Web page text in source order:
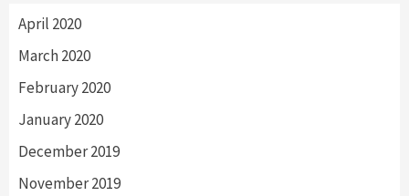
April 2020
March 2020
February 2020
January 2020
December 2019
November 2019